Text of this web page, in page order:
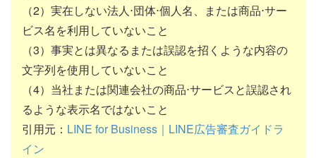
（2）実在しない法人⋅団体⋅個人名、または商品⋅サー
ビス名を利用していないこと
（3）事実とは異なるまたは誤認を招くような内容の
文字列を使用していないこと
（4）当社または関連会社の商品⋅サービスと誤認され
るような表示名ではないこと
引用元： LINE for Business｜LINE広告審査ガイドラ
イン